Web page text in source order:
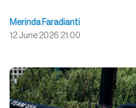
Merinda Faradianti
12 June 2026 21:00